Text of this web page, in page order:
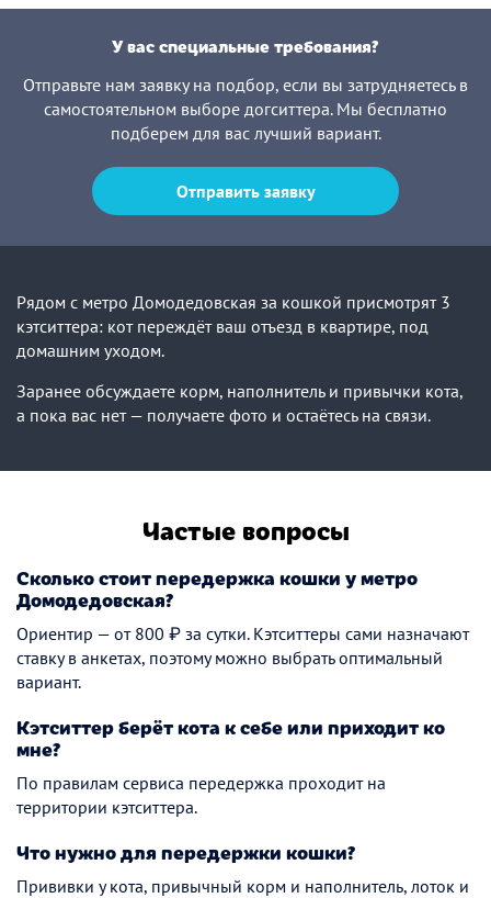
У вас специальные требования?
Отправьте нам заявку на подбор, если вы затрудняетесь в
самостоятельном выборе догситтера. Мы бесплатно
подберем для вас лучший вариант.
Отправить заявку
Рядом с метро Домодедовская за кошкой присмотрят 3
кэтситтера: кот переждёт ваш отъезд в квартире, под
домашним уходом.
Заранее обсуждаете корм, наполнитель и привычки кота,
а пока вас нет — получаете фото и остаётесь на связи.
Частые вопросы
Сколько стоит передержка кошки у метро
Домодедовская?
Ориентир — от 800 ₽ за сутки. Кэтситтеры сами назначают
ставку в анкетах, поэтому можно выбрать оптимальный
вариант.
Кэтситтер берёт кота к себе или приходит ко
мне?
По правилам сервиса передержка проходит на
территории кэтситтера.
Что нужно для передержки кошки?
Прививки у кота, привычный корм и наполнитель, лоток и